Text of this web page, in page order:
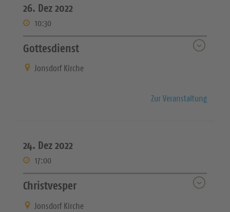
26. Dez 2022
10:30
Gottesdienst
Jonsdorf Kirche
Zur Veranstaltung
24. Dez 2022
17:00
Christvesper
Jonsdorf Kirche